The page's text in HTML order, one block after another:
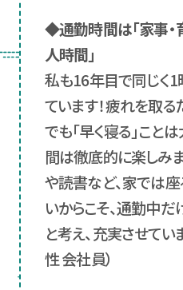
◆通勤時間は「家事
人時間」
私も16年目で同じく
ています！疲れを取
でも「早く寝る」こと
間は徹底的に楽しみ
や読書など、家では
いからこそ、通勤中
と考え、充実させてい
性 会社員）